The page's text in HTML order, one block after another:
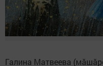
Галина Матвеева